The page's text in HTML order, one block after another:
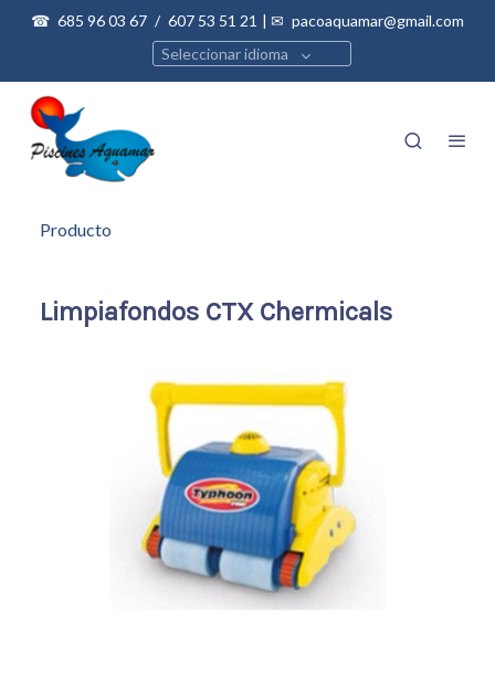
☎ 685 96 03 67 / 607 53 51 21 | ✉ pacoaquamar@gmail.com
Seleccionar idioma
Producto
Limpiafondos CTX Chermicals